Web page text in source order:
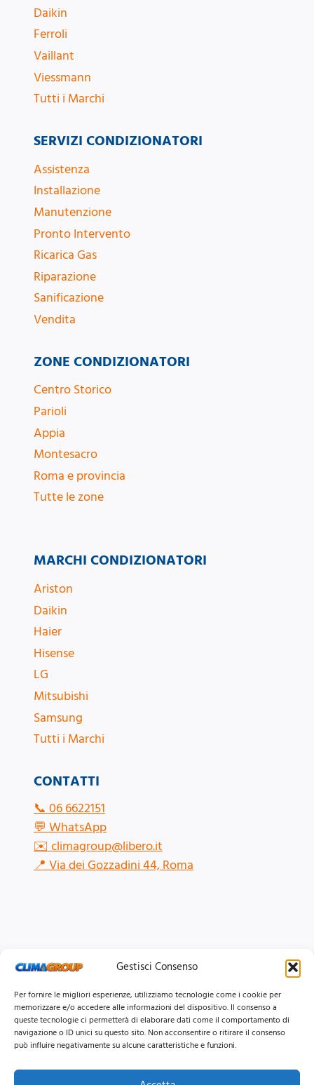
Gestisci Consenso
Per fornire le migliori esperienze, utilizziamo tecnologie come i cookie per
memorizzare e/o accedere alle informazioni del dispositivo. Il consenso a
queste tecnologie ci permetterà di elaborare dati come il comportamento di
navigazione o ID unici su questo sito. Non acconsentire o ritirare il consenso
può influire negativamente su alcune caratteristiche e funzioni.
Daikin
Ferroli
Vaillant
Viessmann
Tutti i Marchi
ZONE CONDIZIONATORI
Centro Storico
Parioli
Appia
Montesacro
Roma e provincia
Tutte le zone
SERVIZI CONDIZIONATORI
Assistenza
Installazione
Manutenzione
Pronto Intervento
Ricarica Gas
Riparazione
Sanificazione
Vendita
CONTATTI
📞06 6622151
💬WhatsApp
✉️climagroup@libero.it
📍Via dei Gozzadini 44, Roma
MARCHI CONDIZIONATORI
Ariston
Daikin
Haier
Hisense
LG
Mitsubishi
Samsung
Tutti i Marchi